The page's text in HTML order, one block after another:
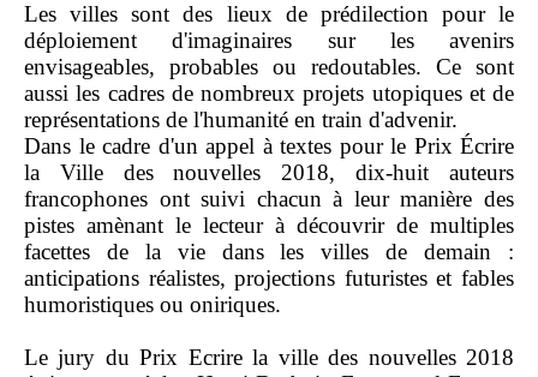
Les villes sont des lieux de prédilection pour le
déploiement d'imaginaires sur les avenirs
envisageables, probables ou redoutables. Ce sont
aussi les cadres de nombreux projets utopiques et de
représentations de l'humanité en train d'advenir.
Dans le cadre d'un appel à textes pour le Prix Écrire
la Ville des nouvelles 2018, dix-huit auteurs
francophones ont suivi chacun à leur manière des
pistes amènant le lecteur à découvrir de multiples
facettes de la vie dans les villes de demain :
anticipations réalistes, projections futuristes et fables
humoristiques ou oniriques.
Le jury du Prix Ecrire la ville des nouvelles 2018